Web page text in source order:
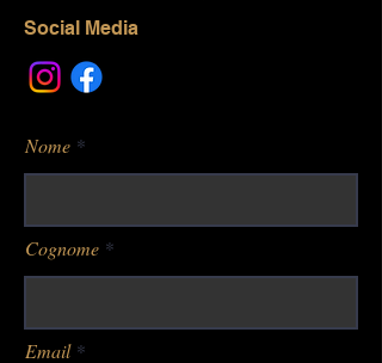
Social Media
Nome
Cognome
Email